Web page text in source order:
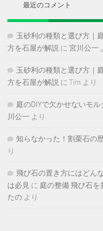
最近のコメント
玉砂利の種類と選び方｜
方を石屋が解説 に 宮川公一
玉砂利の種類と選び方｜
方を石屋が解説 に Tim より
庭のDIYで欠かせないモ
川公一 より
知らなかった！割栗石の
り
飛び石の置き方にはどん
は必見 に 庭の整備 飛び石を
たの より